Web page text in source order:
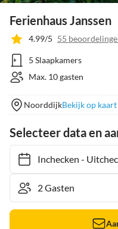
Ferienhaus Janssen
4.99/5 55
5 Slaapkamers
Max. 10 gasten
NoorddijkBekijk op kaart
Selecteer data en
Inchecken-